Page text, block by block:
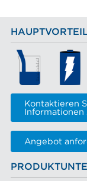
Kontaktieren
Angebot